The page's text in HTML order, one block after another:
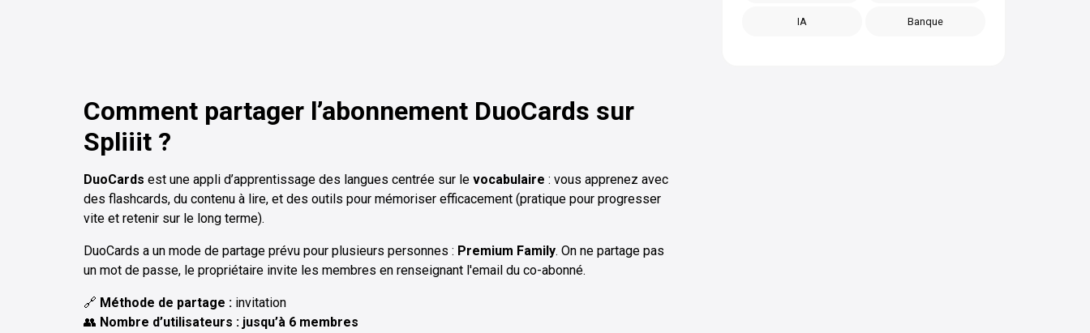
Comment partager l’abonnement DuoCards sur
Spliiit ?
DuoCards est une appli d’apprentissage des langues centrée sur le vocabulaire : vous apprenez avec
des flashcards, du contenu à lire, et des outils pour mémoriser efficacement (pratique pour progresser
vite et retenir sur le long terme).
DuoCards a un mode de partage prévu pour plusieurs personnes : Premium Family. On ne partage pas
un mot de passe, le propriétaire invite les membres en renseignant l'email du co-abonné.
🔗 Méthode de partage : invitation
👥 Nombre d’utilisateurs : jusqu’à 6 membres
IA Banque